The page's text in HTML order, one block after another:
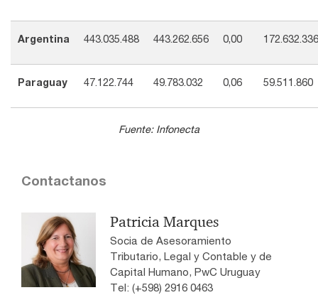
Argentina 443.035.488 443.262.656 0,00 172.632.336
Paraguay 47.122.744 49.783.032 0,06 59.511.860
Fuente: Infonecta
Contactanos
Patricia Marques
Socia de Asesoramiento
Tributario, Legal y Contable y de
Capital Humano, PwC Uruguay
Tel: (+598) 2916 0463